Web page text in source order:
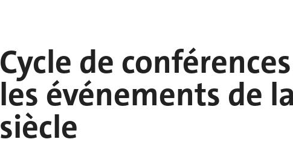
Cycle de
les événements de
siècle